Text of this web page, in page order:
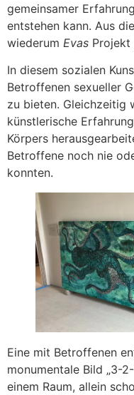
gemeinsamer
entstehen kann. Aus
wiederum Evas Projekt
In diesem sozialen
Betroffenen sexueller
zu bieten. Gleichzeitig
künstlerische
Körpers
Betroffene noch nie
konnten.
Eine mit Betroffenen
monumentale Bild „3-
einem Raum, allein